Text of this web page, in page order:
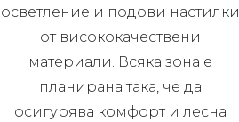
осветление и подови настилки
от висококачествени
материали. Всяка зона е
планирана така, че да
осигурява комфорт и лесна